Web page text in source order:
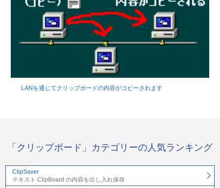
LANを通じてクリップボードの内容がコピーされます
「クリップボード」カテゴリーの人気ランキング
ClipSaver
テキスト ClipBoard の内容を出し入れ保存